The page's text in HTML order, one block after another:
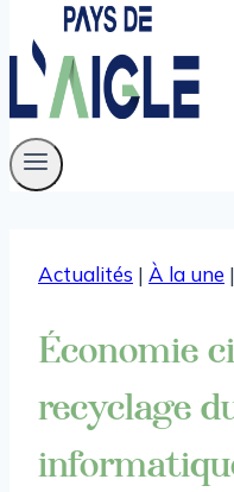
Actualités | À la une |
Économie
recyclage